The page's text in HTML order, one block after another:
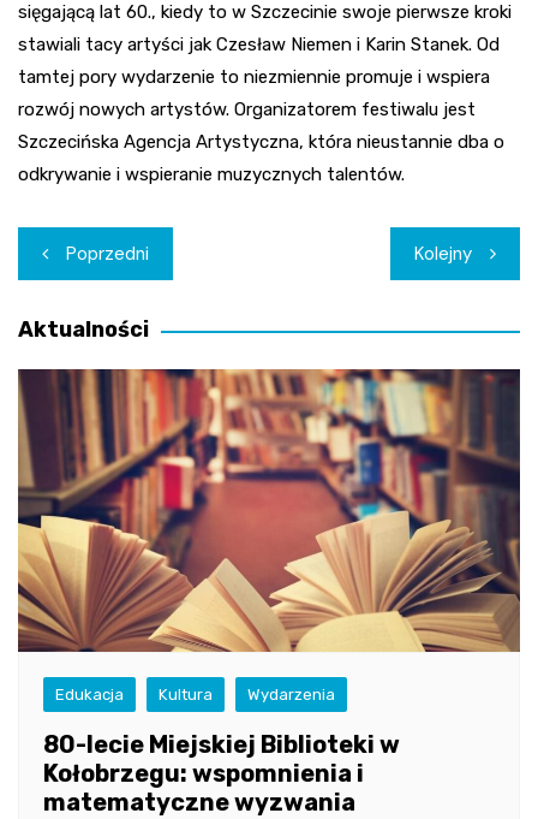
sięgającą lat 60., kiedy to w Szczecinie swoje pierwsze kroki
stawiali tacy artyści jak Czesław Niemen i Karin Stanek. Od
tamtej pory wydarzenie to niezmiennie promuje i wspiera
rozwój nowych artystów. Organizatorem festiwalu jest
Szczecińska Agencja Artystyczna, która nieustannie dba o
odkrywanie i wspieranie muzycznych talentów.
Nawigacja
wpisu
Poprzedni Kolejny
Aktualności
Edukacja Kultura Wydarzenia
80-lecie Miejskiej Biblioteki w
Kołobrzegu: wspomnienia i
matematyczne wyzwania